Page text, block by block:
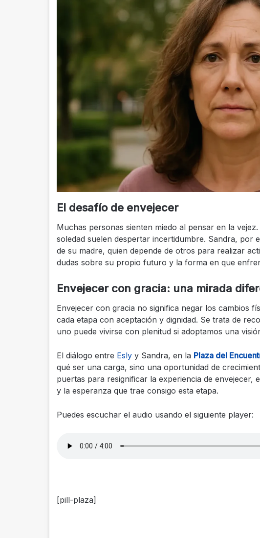
El desafío de envejecer
Muchas personas sienten miedo al pensar en la
soledad suelen despertar incertidumbre. Sandra, por
de su madre, quien depende de otros para realizar
dudas sobre su propio futuro y la forma en que
Envejecer con gracia: una mirada
Envejecer con gracia no significa negar los cambios
cada etapa con aceptación y dignidad. Se trata de
uno puede vivirse con plenitud si adoptamos una
El diálogo entre Eslyy Sandra, en la Plaza del
qué ser una carga, sino una oportunidad de
puertas para resignificar la experiencia de envejecer,
y la esperanza que trae consigo esta etapa.
Puedes escuchar el audio usando el siguiente player:
[pill-plaza]